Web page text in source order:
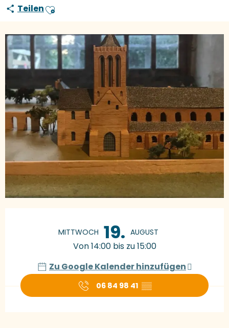
TeilenAjouter aux favoris
MITTWOCH 19. AUGUST
Von 14:00 bis zu 15:00
Zu Google Kalender hinzufügen
06 84 98 41 ▒▒